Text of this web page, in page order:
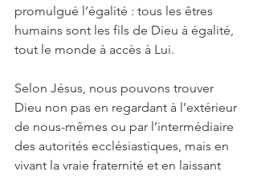
promulgué l’égalité : tous les êtres
humains sont les fils de Dieu à égalité,
tout le monde à accès à Lui.
Selon Jésus, nous pouvons trouver
Dieu non pas en regardant à l’extérieur
de nous-mêmes ou par l’intermédiaire
des autorités ecclésiastiques, mais en
vivant la vraie fraternité et en laissant